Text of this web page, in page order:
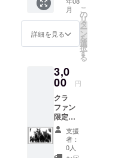
続けていま
す。
作品の
元に
なった
動物写
真、ア
ラ・キ
リン）3
枚 ・10
× 14.8
cm ・半
光沢の
写真用
紙 ・送
料込み
月
詳細を見る
こ
の
リ
タ
ー
ン
を
選
択
す
る
3,0
00 円
クラ
ファン
限定・
お礼の
メッ
セージ
付きポ
支援
者：
0人